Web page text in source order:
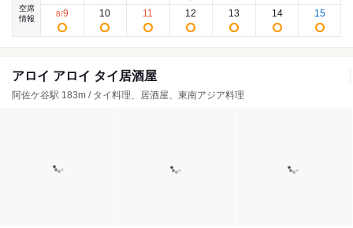
空席
情報
8/9 10 11 12 13 14 15
アロイ アロイ タイ居酒屋
阿佐ケ谷駅 183m / タイ料理、居酒屋、東南アジア料理